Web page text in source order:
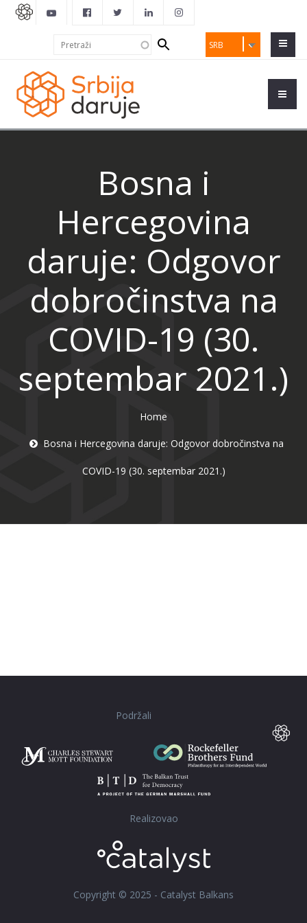
SRB
Search
form
Bosna i
Hercegovina
daruje: Odgovor
dobročinstva na
COVID-19 (30.
septembar 2021.)
Home
Bosna i Hercegovina daruje: Odgovor dobročinstva na
COVID-19 (30. septembar 2021.)
Podržali
Realizovao
Copyright © 2025 - Catalyst Balkans